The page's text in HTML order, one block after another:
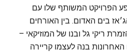
הפרויקט המשותף שלו עם
בים האדום. בין האורחים
ריקי גל ובנו של המוזיקאי –
בנה לעצמו קריירה